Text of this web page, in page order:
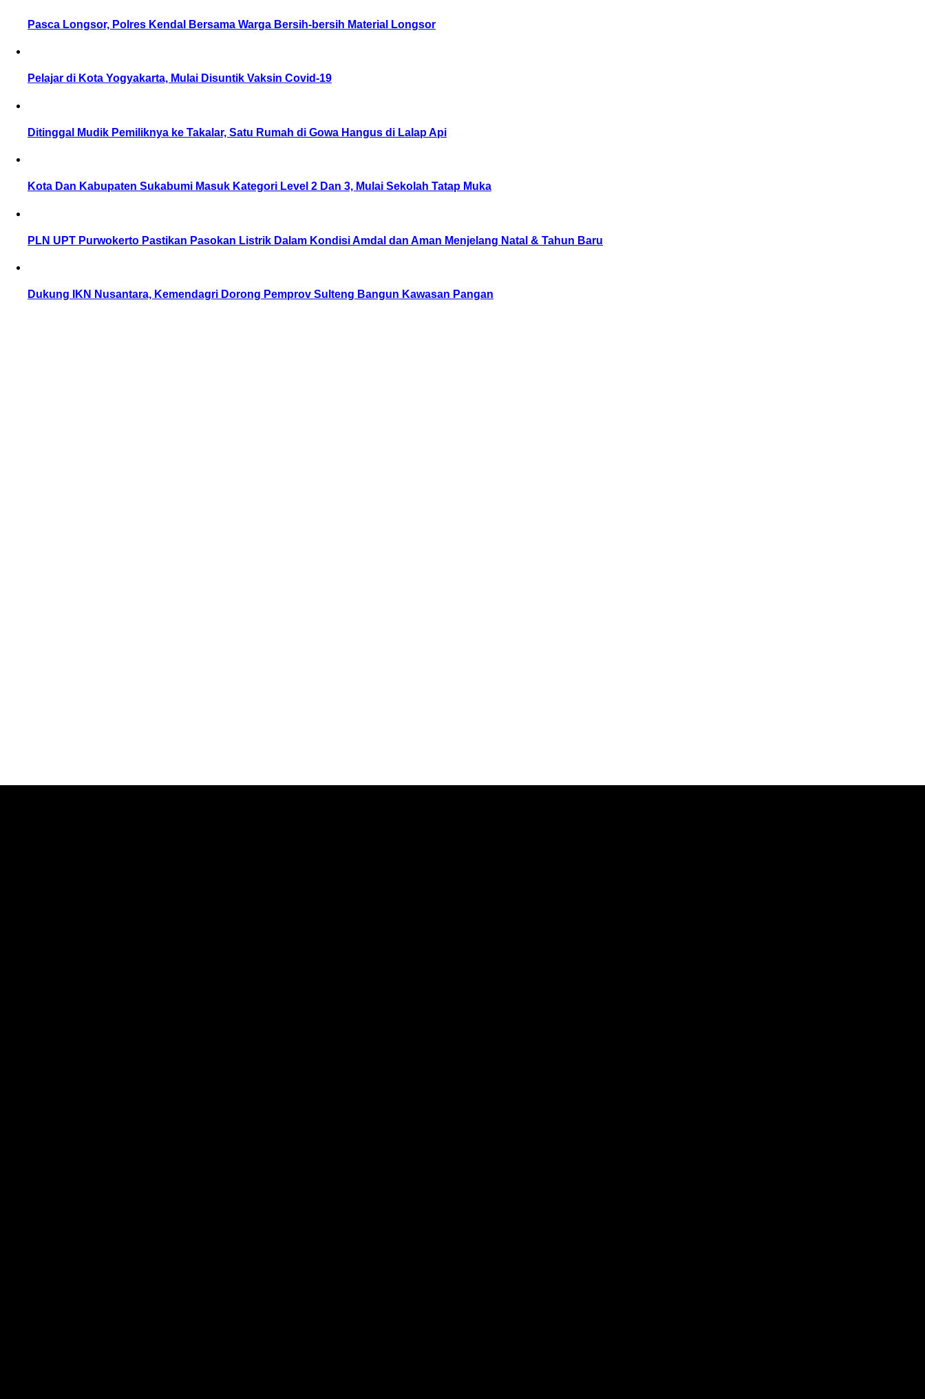
Pasca Longsor, Polres Kendal Bersama Warga Bersih-bersih Material Longsor
Pelajar di Kota Yogyakarta, Mulai Disuntik Vaksin Covid-19
Ditinggal Mudik Pemiliknya ke Takalar, Satu Rumah di Gowa Hangus di Lalap Api
Kota Dan Kabupaten Sukabumi Masuk Kategori Level 2 Dan 3, Mulai Sekolah Tatap Muka
PLN UPT Purwokerto Pastikan Pasokan Listrik Dalam Kondisi Amdal dan Aman Menjelang Natal & Tahun Baru
Dukung IKN Nusantara, Kemendagri Dorong Pemprov Sulteng Bangun Kawasan Pangan